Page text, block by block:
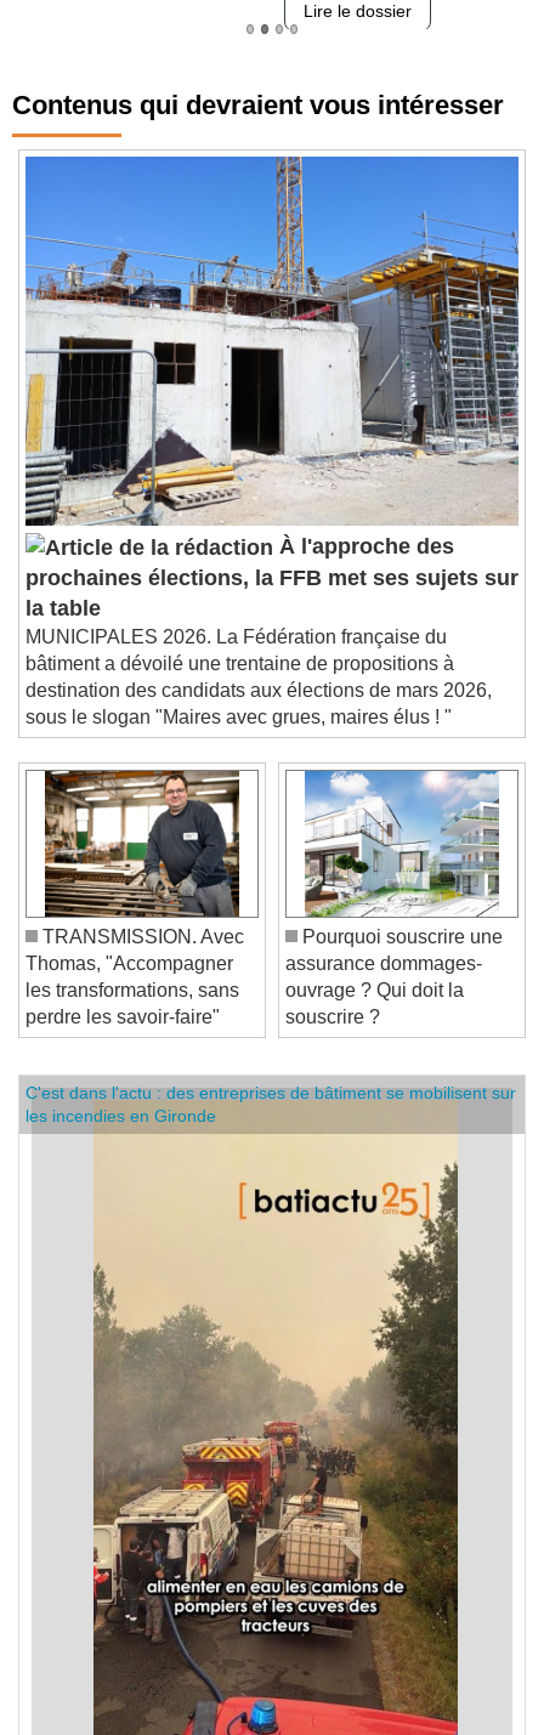
Lire le dossier
Contenus qui devraient vous intéresser
À l'approche des
prochaines élections, la FFB met ses sujets sur
la table
MUNICIPALES 2026. La Fédération française du
bâtiment a dévoilé une trentaine de propositions à
destination des candidats aux élections de mars 2026,
sous le slogan "Maires avec grues, maires élus ! "
TRANSMISSION. Avec
Thomas, "Accompagner
les transformations, sans
perdre les savoir-faire"
Pourquoi souscrire une
assurance dommages-
ouvrage ? Qui doit la
souscrire ?
C'est dans l'actu : des entreprises de bâtiment se mobilisent sur
les incendies en Gironde